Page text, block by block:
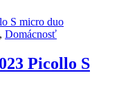
, Domácnosť
Picollo S